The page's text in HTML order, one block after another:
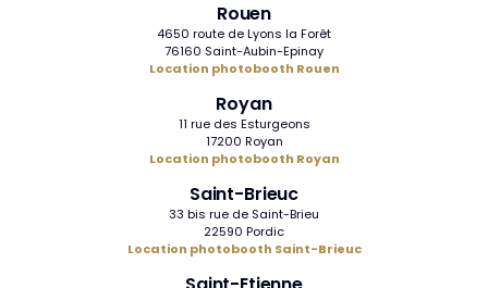
Rouen
4650 route de Lyons la Forêt
76160 Saint-Aubin-Epinay
Location photobooth Rouen
Royan
11 rue des Esturgeons
17200 Royan
Location photobooth Royan
Saint-Brieuc
33 bis rue de Saint-Brieu
22590 Pordic
Location photobooth Saint-Brieuc